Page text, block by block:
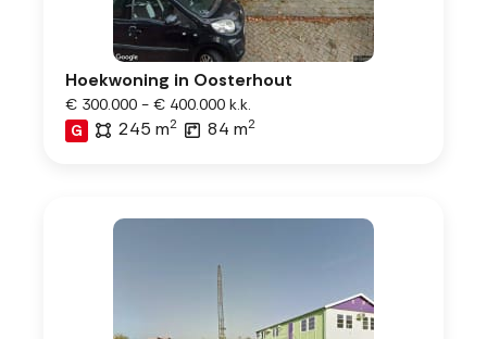
Hoekwoning in Oosterhout
€ 300.000 - € 400.000 k.k.
G
245 m2 84 m2